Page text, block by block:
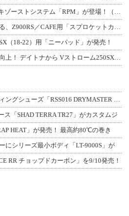
（18-22）用「ニーパッド」が発売！
ス「SHAD TERRA TR27」がカスタムジ
HEAT」が発売！ 最高約80℃の巻き
にシリーズ最小ボディ「LT-9000S」が
RR チョップドカーボン」を9/10発売！